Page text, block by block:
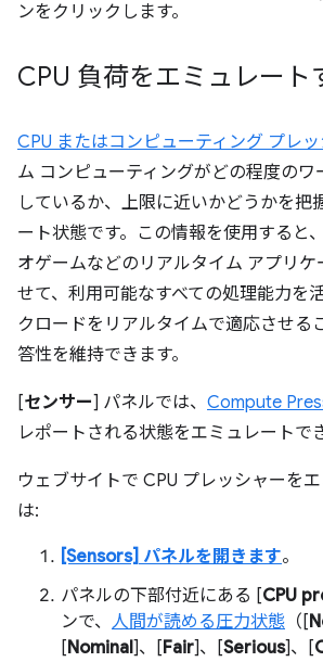
ンをクリックします。
CPU 負荷をエミュレート
CPU またはコンピューティング プレ
ム コンピューティングがどの程度のワ
しているか、上限に近いかどうかを把
ート状態です。この情報を使用すると
オゲームなどのリアルタイム アプリケ
せて、利用可能なすべての処理能力を
クロードをリアルタイムで適応させる
答性を維持できます。
[センサー] パネルでは、 Compute
レポートされる状態をエミュレートで
ウェブサイトで CPU プレッシャーを
は:
[Sensors] パネルを開きます。
パネルの下部付近にある [CPU
ンで、 人間が読める圧力状態 （[
[Nominal]、[Fair]、[Serious]、[